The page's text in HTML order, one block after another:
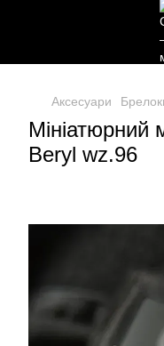
Аксесуари
Мініатюрний
Beryl wz.96